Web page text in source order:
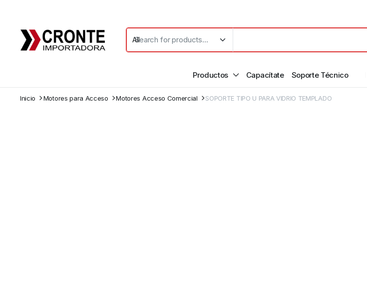
Productos Capacítate Soporte Técnico
Inicio Motores para Acceso Motores Acceso Comercial SOPORTE TIPO U PARA VIDRIO TEMPLADO